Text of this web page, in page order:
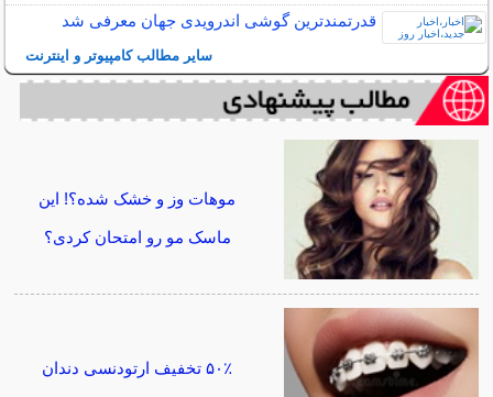
قدرتمندترین گوشی اندرویدی جهان معرفی شد
سایر مطالب کامپیوتر و اینترنت
موهات وز و خشک شده؟! این
ماسک مو رو امتحان کردی؟
۵۰٪ تخفیف ارتودنسی دندان